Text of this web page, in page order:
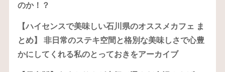
のか！？
【ハイセンスで美味しい石川県のオススメカフェ ま
とめ】 非日常のステキ空間と格別な美味しさで心豊
かにしてくれる私のとっておきをアーカイブ